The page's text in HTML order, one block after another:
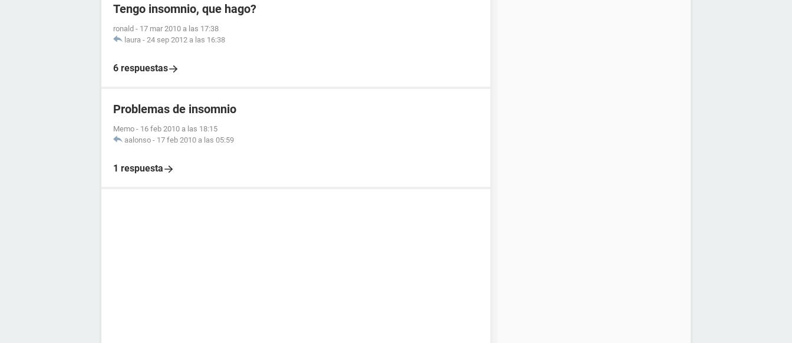
Tengo insomnio, que hago?
ronald - 17 mar 2010 a las 17:38
laura - 24 sep 2012 a las 16:38
6 respuestas
Problemas de insomnio
Memo - 16 feb 2010 a las 18:15
aalonso - 17 feb 2010 a las 05:59
1 respuesta